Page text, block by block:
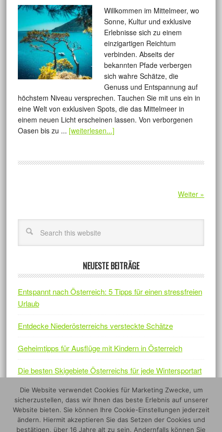
Willkommen im Mittelmeer, wo
Sonne, Kultur und exklusive
Erlebnisse sich zu einem
einzigartigen Reichtum
verbinden. Abseits der
bekannten Pfade verbergen
sich wahre Schätze, die
Genuss und Entspannung auf
höchstem Niveau versprechen. Tauchen Sie mit uns ein in
eine Welt von exklusiven Spots, die das Mittelmeer in
einem neuen Licht erscheinen lassen. Von verborgenen
Oasen bis zu ... [weiterlesen...]
Weiter »
NEUESTE BEITRÄGE
Entspannt nach Österreich: 5 Tipps für einen stressfreien
Urlaub
Entdecke Niederösterreichs versteckte Schätze
Geheimtipps für Ausflüge mit Kindern in Österreich
Die besten Skigebiete Österreichs für jede Wintersportart
Österreichs Naturjuwelen – Fünf Nationalparks, die sich
lohnen
Die Website verwendet Cookies für Marketing Zwecke, um
sicherzustellen, dass wir Ihnen das beste Erlebnis auf unserer
Website bieten. Sie können Ihre Cookie-Einstellungen jederzeit
ändern. Hiermit akzeptieren Sie das Setzen der Cookies und
bestätigen, über 16 Jahre alt zu sein. Andernfalls können Sie